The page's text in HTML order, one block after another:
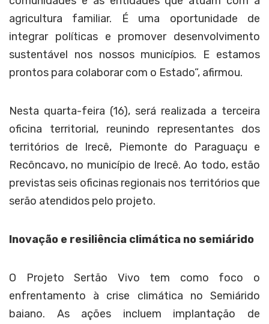
agricultura familiar. É uma oportunidade de
integrar políticas e promover desenvolvimento
sustentável nos nossos municípios. E estamos
prontos para colaborar com o Estado”, afirmou.
Nesta quarta-feira (16), será realizada a terceira
oficina territorial, reunindo representantes dos
territórios de Irecê, Piemonte do Paraguaçu e
Recôncavo, no município de Irecê. Ao todo, estão
previstas seis oficinas regionais nos territórios que
serão atendidos pelo projeto.
Inovação e resiliência climática no semiárido
O Projeto Sertão Vivo tem como foco o
enfrentamento à crise climática no Semiárido
baiano. As ações incluem implantação de